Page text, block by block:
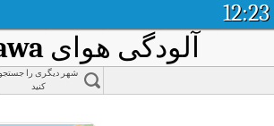
12:23
آلودگی هوای
شهر دیگری را
کنید